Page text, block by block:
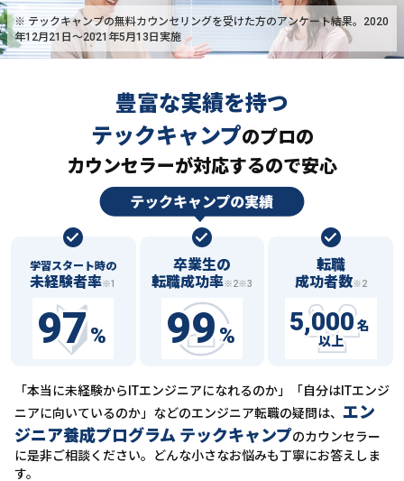
※ テックキャンプの無料カウンセリングを受けた方のアンケート結果。2020
年12月21日〜2021年5月13日実施
豊富な実績を持つ
テックキャンプのプロの
カウンセラーが対応するので安心
学習スタート時の
未経験者率※1
97%
卒業生の
転職成功率※2※3
99%
転職
成功者数※2
5,000 名
以上
「本当に未経験からITエンジニアになれるのか」「自分はITエンジ
ニアに向いているのか」などのエンジニア転職の疑問は、 エン
ジニア養成プログラム テックキャンプのカウンセラー
に是非ご相談ください。どんな小さなお悩みも丁寧にお答えしま
す。